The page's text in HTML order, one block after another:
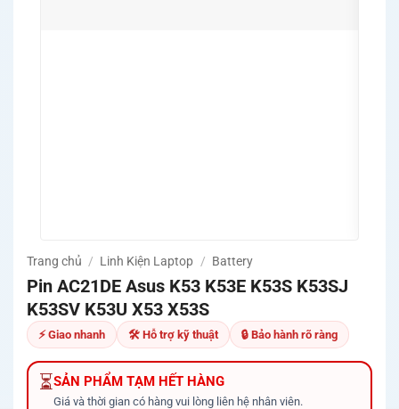
Trang chủ / Linh Kiện Laptop / Battery
Pin AC21DE Asus K53 K53E K53S K53SJ
K53SV K53U X53 X53S
⚡ Giao nhanh 🛠 Hỗ trợ kỹ thuật 🔒 Bảo hành rõ ràng
⏳SẢN PHẨM TẠM HẾT HÀNG
Giá và thời gian có hàng vui lòng liên hệ nhân viên.